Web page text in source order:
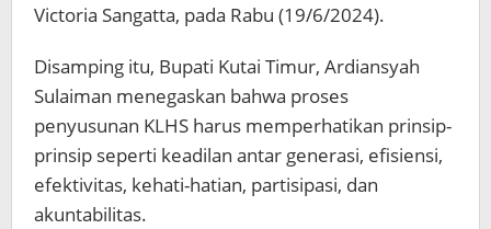
Victoria Sangatta, pada Rabu (19/6/2024).
Disamping itu, Bupati Kutai Timur, Ardiansyah
Sulaiman menegaskan bahwa proses
penyusunan KLHS harus memperhatikan prinsip-
prinsip seperti keadilan antar generasi, efisiensi,
efektivitas, kehati-hatian, partisipasi, dan
akuntabilitas.